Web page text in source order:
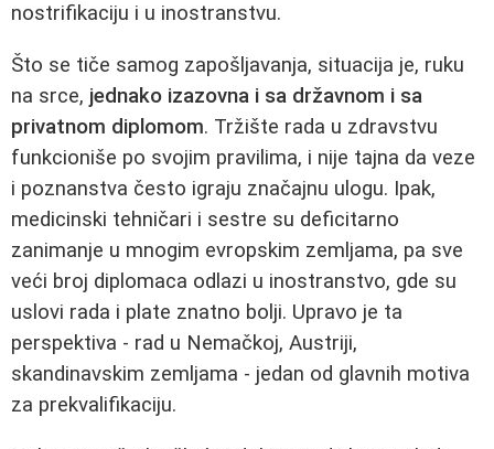
nostrifikaciju i u inostranstvu.
Što se tiče samog zapošljavanja, situacija je, ruku
na srce, jednako izazovna i sa državnom i sa
privatnom diplomom. Tržište rada u zdravstvu
funkcioniše po svojim pravilima, i nije tajna da veze
i poznanstva često igraju značajnu ulogu. Ipak,
medicinski tehničari i sestre su deficitarno
zanimanje u mnogim evropskim zemljama, pa sve
veći broj diplomaca odlazi u inostranstvo, gde su
uslovi rada i plate znatno bolji. Upravo je ta
perspektiva - rad u Nemačkoj, Austriji,
skandinavskim zemljama - jedan od glavnih motiva
za prekvalifikaciju.